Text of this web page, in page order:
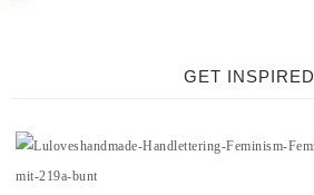
GET INSPIRED